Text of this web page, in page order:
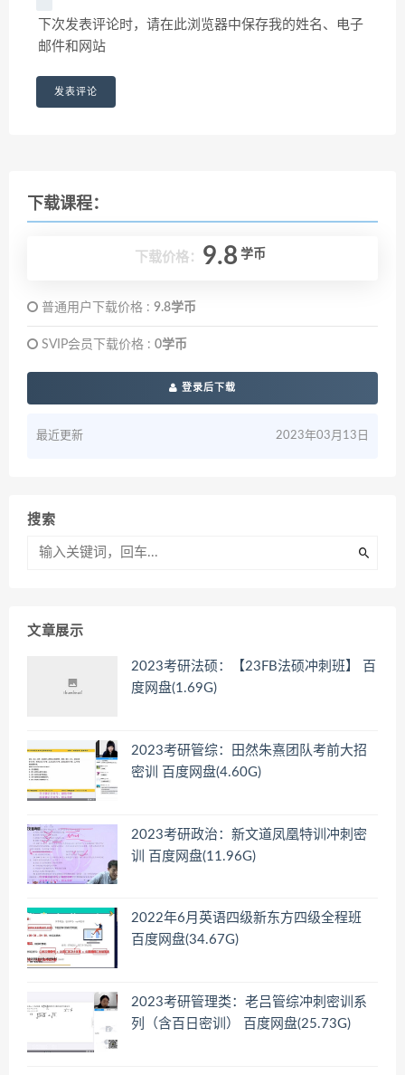
下次发表评论时，请在此浏览器中保存我的姓名、电子
邮件和网站
下载课程：
下载价格： 9.8 学币
普通用户下载价格 : 9.8学币
SVIP会员下载价格 : 0学币
登录后下载
最近更新 2023年03月13日
搜索
文章展示
2023考研法硕：【23FB法硕冲刺班】 百
度网盘(1.69G)
2023考研管综：田然朱熹团队考前大招
密训 百度网盘(4.60G)
2023考研政治：新文道凤凰特训冲刺密
训 百度网盘(11.96G)
2022年6月英语四级新东方四级全程班
百度网盘(34.67G)
2023考研管理类：老吕管综冲刺密训系
列（含百日密训） 百度网盘(25.73G)